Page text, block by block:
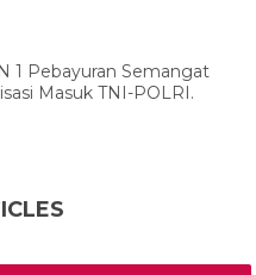
1 Pebayuran Semangat
Masuk TNI-POLRI.